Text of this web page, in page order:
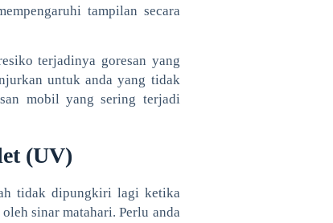
tampilan secara
terjadinya goresan yang
untuk anda yang tidak
mobil yang sering terjadi
(UV)
tidak dipungkiri lagi ketika
sinar matahari. Perlu anda